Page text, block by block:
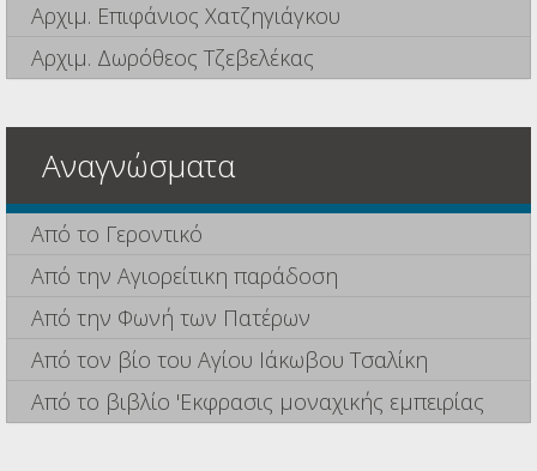
Αρχιμ. Επιφάνιος Χατζηγιάγκου
Αρχιμ. Δωρόθεος Τζεβελέκας
Αναγνώσματα
Από το Γεροντικό
Από την Αγιορείτικη παράδοση
Από την Φωνή των Πατέρων
Από τον βίο του Αγίου Ιάκωβου Τσαλίκη
Από το βιβλίο 'Εκφρασις μοναχικής εμπειρίας